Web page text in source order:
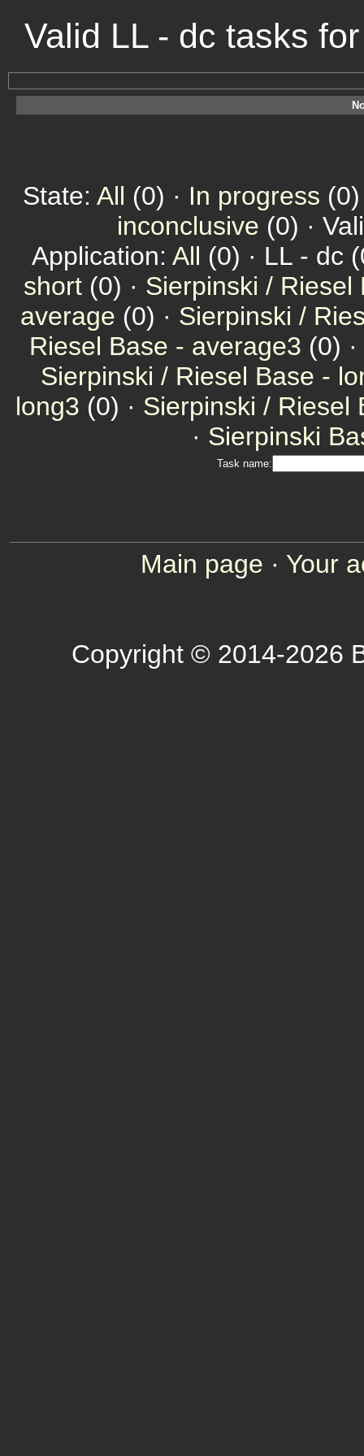
Valid LL - dc tasks
State: All (0) · In progress
inconclusive (0) ·
Application: All (0) · LL - dc
short (0) · Sierpinski / Riesel
average (0) · Sierpinski /
Riesel Base - average3 (0) ·
Sierpinski / Riesel Base -
long3 (0) · Sierpinski / Riesel
· Sierpinski
Task name:
Main page · Your
Copyright © 2014-2026